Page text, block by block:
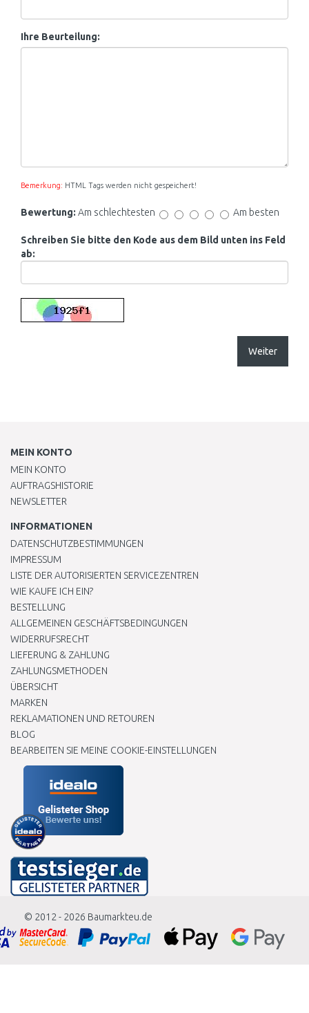
Ihre Beurteilung:
Bemerkung: HTML Tags werden nicht gespeichert!
Bewertung: Am schlechtesten Am besten
Schreiben Sie bitte den Kode aus dem Bild unten ins Feld
ab:
Weiter
MEIN KONTO
MEIN KONTO
AUFTRAGSHISTORIE
NEWSLETTER
INFORMATIONEN
DATENSCHUTZBESTIMMUNGEN
IMPRESSUM
LISTE DER AUTORISIERTEN SERVICEZENTREN
WIE KAUFE ICH EIN?
BESTELLUNG
ALLGEMEINEN GESCHÄFTSBEDINGUNGEN
WIDERRUFSRECHT
LIEFERUNG & ZAHLUNG
ZAHLUNGSMETHODEN
ÜBERSICHT
MARKEN
REKLAMATIONEN UND RETOUREN
BLOG
BEARBEITEN SIE MEINE COOKIE-EINSTELLUNGEN
© 2012 - 2026 Baumarkteu.de